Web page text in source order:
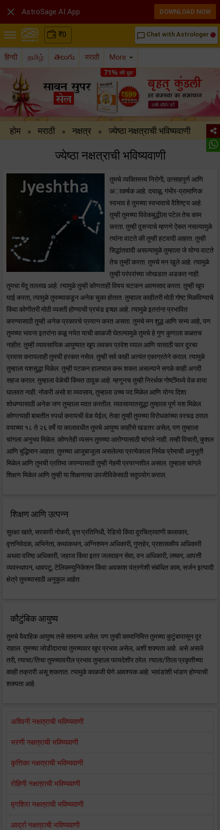
₹0 chat_bubble_outline Chat with Astrologer
हिन्दी தமிழ் తెలుగు मराठी More
होम » मराठी » नक्षत्र » ज्येष्ठा नक्षत्राची भविष्यवाणी
ज्येष्ठा नक्षत्राची भविष्यवाणी
तुमचे व्यक्तिमत्त्व निरोगी, उत्साहपूर्ण आणि
अाकर्षक आहे. दयाळू, गंभीर-प्रामाणिक
स्वभाव हे तुमच्या स्वभावाचे वैशिष्ट्य आहे.
तुम्ही तुमच्या विवेकबुद्धीला पटेल तेच काम
करता. तुम्ही दुसऱ्याचे म्हणणे ऐकत नसल्यामुळे
त्यांना वाटते की तुम्ही हटवादी आहात. तुम्ही
सिद्धांतवादी असल्यामुळे तुम्हाला जे योग्य वाटते
तेच तुम्ही करता. तुमचे मन खुले आहे. त्यामुळे
तुम्ही परंपरांच्या जोखडात अडकत नाही.
तुमचा मेंदू तल्लख आहे. त्यामुळे तुम्ही कोणताही विषय चटकन आत्मसाद करता. तुम्ही खूप
घाई करता, त्यामुळे तुमच्याकडून अनेक चुका होतात. तुम्हाला काहीतरी मोठी गोष्ट मिळविण्याचे
किंवा कोणीतरी मोठी व्यक्ती होण्याची प्रचंड इच्छा आहे. त्यामुळे इतरांना प्रभावित
करण्यासाठी तुम्ही अनेक प्रकारचे प्रयत्न करत असता. तुमचे मन शुद्ध आणि सभ्य आहे, पण
तुमच्या भावना इतरांना कळू नयेत याची काळजी घेतल्यामुळे तुमचे हे गुण कुणाला कळतच
नाहीत. तुम्ही व्यावसायिक आयुष्यात खूप लवकर प्रवेश घ्याल आणि यासाठी फार दूरचा
प्रवास करायलाही तुमची हरकत नसेल. तुम्ही सर्व काही अत्यंत एकाग्रतेने कराल. त्यामुळे
तुम्हाला यशसुद्धा मिळेल. तुम्ही पटकन हालचाल करू शकत असल्याने सगळे काही अगदी
सहज कराल. तुम्हाला वेळेची किंमत ठावूक आहे. म्हणूनच तुम्ही निरर्थक गोष्टींमध्ये वेळ वाया
घालवत नाही. नोकरी असो वा व्यवसाय, तुम्हाला उच्च पद मिळेल आणि योग्य दिशा
शोधण्यासाठी अनेक जण तुम्हाला मदत करतील. व्यवसायातसुद्धा तुम्हाला पूर्ण यश मिळेल.
कोणत्याही बाबतीत स्पर्धा करायची वेळ येईल, तेव्हा तुम्ही तुमच्या विरोधकांच्या वरचढ ठराल.
वयाच्या १८ ते २६ वर्षे या कालावधीत तुमचे आयुष्य काहीसे खडतर असेल, पण तुम्हाला
चांगला अनुभव मिळेल. कोणतेही व्यसन तुमच्या आरोग्यासाठी चांगले नाही. तम्ही विचारी, कुशल
आणि बुद्धिमान आहात. तुमच्या आजुबाजूला असलेल्या प्रत्येकाला निर्मळ प्रेमाची अनुभूती
मिळेल आणि तुमची प्रतिमा जपण्यासाठी तुम्ही नेहमी प्रयत्नशील असाल. तुम्हाला चांगले
शिक्षण मिळेल आणि तुम्ही या शिक्षणाचा उपजीविकेसाठी सदुपयोग कराल.
शिक्षण आणि उत्पन्न
सुरक्षा खाते, सरकारी नोकरी, वृत्त प्रतिनिधी, रेडियो किंवा दूरचित्रवाणी कलाकार,
वृत्तनिवेदक, अभिनेता, कथाकथन, अग्निशमन अधिकारी, गुप्तहेर, प्रशासकीय अधिकारी
अथवा वरिष्ठ अधिकारी, जहाज किंवा इतर जलवाहन सेवा, वन अधिकारी, लष्कर, आपत्ती
व्यवस्थापन, धावपटू, टेलिकम्युनिकेशन किंवा अवकाश यंत्रणेशी संबंधित काम, सर्जन इत्यादी
क्षेत्रे तुमच्यासाठी अनुकूल आहेत.
कौटुंबिक आयुष्य
तुमचे वैवाहिक आयुष्य तसे सामान्य असेल. पण तुम्ही कामानिमित्त तुमच्या कुटुंबापासून दूर
राहाल. तुमच्या जोडीदाराचा तुमच्यावर खूप प्रभाव असेल, अशी शक्यता आहे. असे असले
तरी, त्याचा/तिचा तुमच्यावरील प्रभाव तुम्हाला फायदेशीर ठरेल. त्याला/तिला प्रकृतीच्या
काही तक्रारी असू शकतात. त्यामुळे काळजी घेणे आवश्यक आहे. भावंडांशी भांडण होण्याची
शक्यता आहे.
अश्विनी नक्षत्राची भविष्यवाणी
भरणी नक्षत्राची भविष्यवाणी
कृत्तिका नक्षत्राची भविष्यवाणी
रोहिणी नक्षत्राची भविष्यवाणी
मृगशिरा नक्षत्राची भविष्यवाणी
आर्द्रा नक्षत्राची भविष्यवाणी
 AstroSage AI App DOWNLOAD NOW